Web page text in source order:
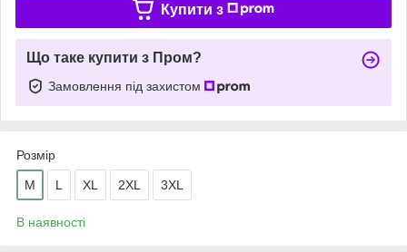
Купити з
Що таке купити з Пром?
Замовлення під захистом
Розмір
M L XL 2XL 3XL
В наявності